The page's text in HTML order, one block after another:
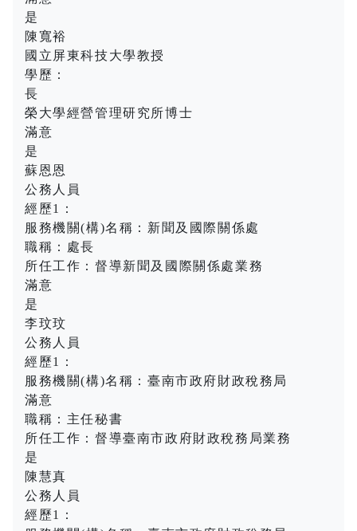
是
陳寬裕
國立屏東科技大學教授
學歷：
長
榮大學經營管理研究所博士
滿意
是
蘇恩恩
公務人員
經歷1：
服務機關(構)名稱：新聞及國際關係處
職稱：處長
所任工作：督導新聞及國際關係處業務
滿意
是
李玟玟
公務人員
經歷1：
服務機關(構)名稱：臺南市政府財政稅務局
滿意
職稱：主任秘書
所任工作：督導臺南市政府財政稅務局業務
是
陳慧真
公務人員
經歷1：